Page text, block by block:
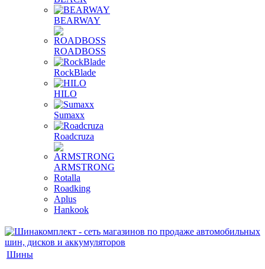
BEARWAY
ROADBOSS
RockBlade
HILO
Sumaxx
Roadcruza
ARMSTRONG
Rotalla
Roadking
Aplus
Hankook
Шины